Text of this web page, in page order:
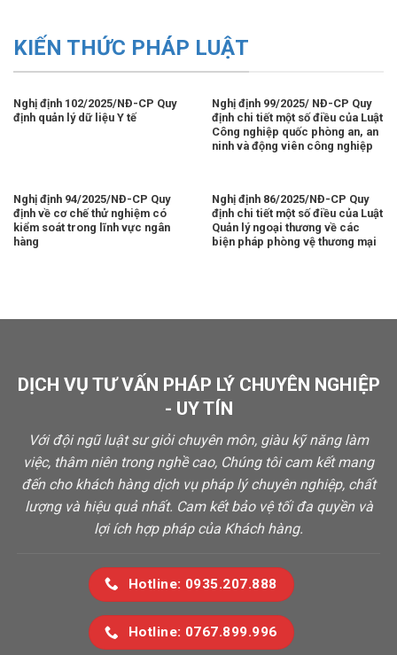
KIẾN THỨC PHÁP LUẬT
Nghị định 102/2025/NĐ-CP Quy
định quản lý dữ liệu Y tế
Nghị định 99/2025/ NĐ-CP Quy
định chi tiết một số điều của Luật
Công nghiệp quốc phòng an, an
ninh và động viên công nghiệp
Nghị định 94/2025/NĐ-CP Quy
định về cơ chế thử nghiệm có
kiểm soát trong lĩnh vực ngân
hàng
Nghị định 86/2025/NĐ-CP Quy
định chi tiết một số điều của Luật
Quản lý ngoại thương về các
biện pháp phòng vệ thương mại
DỊCH VỤ TƯ VẤN PHÁP LÝ CHUYÊN NGHIỆP
- UY TÍN
Với đội ngũ luật sư giỏi chuyên môn, giàu kỹ năng làm
việc, thâm niên trong nghề cao, Chúng tôi cam kết mang
đến cho khách hàng dịch vụ pháp lý chuyên nghiệp, chất
lượng và hiệu quả nhất. Cam kết bảo vệ tối đa quyền và
lợi ích hợp pháp của Khách hàng.
Hotline: 0935.207.888
Hotline: 0767.899.996